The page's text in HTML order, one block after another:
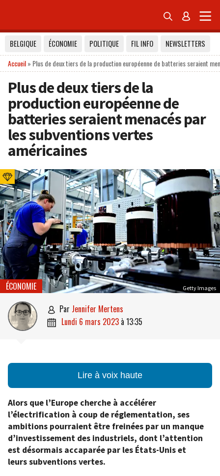
 
BELGIQUE ÉCONOMIE POLITIQUE FIL INFO
NEWSLETTERS
Accueil» Plus de deux tiers de la production européenne de batteries seraient
Plus de deux tiers de la
production européenne de
batteries seraient menacés par
les subventions vertes
américaines
Getty Images
ÉCONOMIE
 par Jennifer Mertens
 lundi 6 mars 2023 à 13:35
Lire à voix haute
Alors que l’Europe cherche à accélérer
l’électrification à coup de réglementation, ses
ambitions pourraient être freinées par un manque
d’investissement des industriels, dont l’attention
est désormais accaparée par les États-Unis et
leurs subventions vertes.